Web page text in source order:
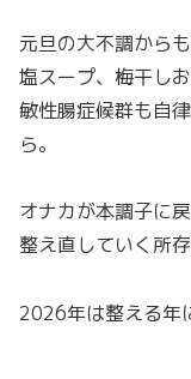
元旦の大不調から
塩スープ、梅干し
敏性腸症候群も自
ら。
オナカが本調子に
整え直していく所存
2026年は整える年